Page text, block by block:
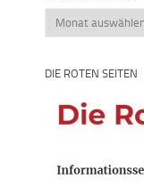
Beitragsarchiv
DIE ROTEN SEITEN